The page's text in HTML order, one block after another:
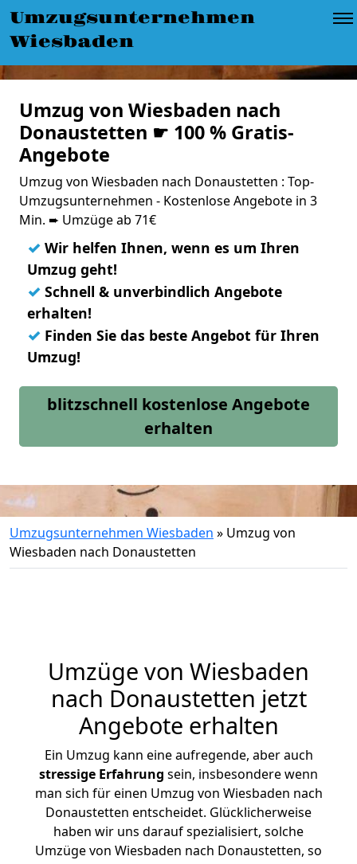
Umzugsunternehmen
Wiesbaden
Umzug von Wiesbaden nach
Donaustetten ☛ 100 % Gratis-
Angebote
Umzug von Wiesbaden nach Donaustetten : Top-
Umzugsunternehmen - Kostenlose Angebote in 3
Min. ➨ Umzüge ab 71€
✓ Wir helfen Ihnen, wenn es um Ihren
Umzug geht!
✓ Schnell & unverbindlich Angebote
erhalten!
✓ Finden Sie das beste Angebot für Ihren
Umzug!
blitzschnell kostenlose Angebote
erhalten
Umzugsunternehmen Wiesbaden » Umzug von
Wiesbaden nach Donaustetten
Umzüge von Wiesbaden
nach Donaustetten jetzt
Angebote erhalten
Ein Umzug kann eine aufregende, aber auch
stressige Erfahrung sein, insbesondere wenn
man sich für einen Umzug von Wiesbaden nach
Donaustetten entscheidet. Glücklicherweise
haben wir uns darauf spezialisiert, solche
Umzüge von Wiesbaden nach Donaustetten, so